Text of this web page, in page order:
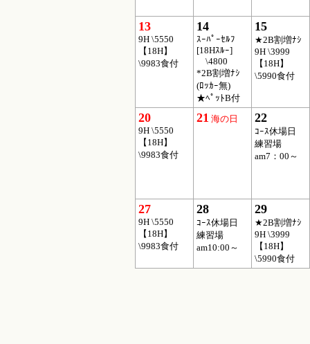
13
9H \5550
【18H】
\9983食付
14
ｽｰﾊﾟｰｾﾙﾌ
[18Hｽﾙｰ]
\4800
*2B割増ﾅｼ
(ﾛｯｶｰ無)
★ﾍﾟｯﾄB付
15
★2B割増ﾅｼ
9H \3999
【18H】
\5990食付
20
9H \5550
【18H】
\9983食付
21 海の日 22
ｺｰｽ休場日
練習場
am7：00～
27
9H \5550
【18H】
\9983食付
28
ｺｰｽ休場日
練習場
am10:00～
29
★2B割増ﾅｼ
9H \3999
【18H】
\5990食付